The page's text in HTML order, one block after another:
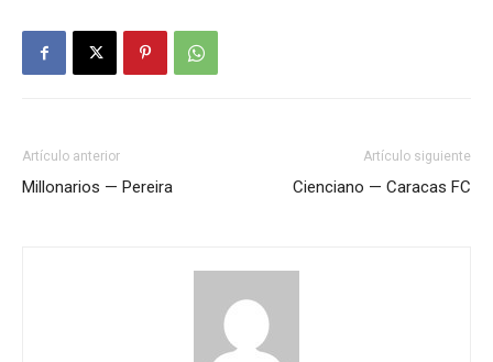
Artículo anterior
Millonarios — Pereira
Artículo siguiente
Cienciano — Caracas FC